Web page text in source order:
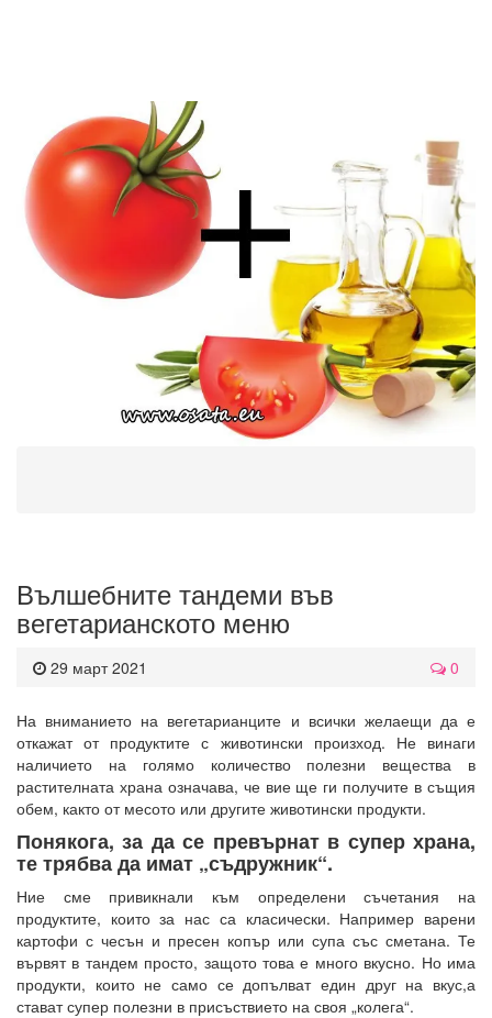
Вълшебните тандеми във
вегетарианското меню
29 март 2021 0
На вниманието на вегетарианците и всички желаещи да е
откажат от продуктите с животински произход. Не винаги
наличието на голямо количество полезни вещества в
растителната храна означава, че вие ще ги получите в същия
обем, както от месото или другите животински продукти.
Понякога, за да се превърнат в супер храна,
те трябва да имат „съдружник“.
Ние сме привикнали към определени съчетания на
продуктите, които за нас са класически. Например варени
картофи с чесън и пресен копър или супа със сметана. Те
вървят в тандем просто, защото това е много вкусно. Но има
продукти, които не само се допълват един друг на вкус,а
стават супер полезни в присъствието на своя „колега“.